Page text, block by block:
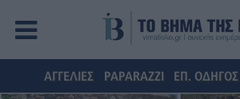
ΑΓΓΕΛΙΕΣ PAPARAZZI ΕΠ. ΟΔΗΓΟΣ